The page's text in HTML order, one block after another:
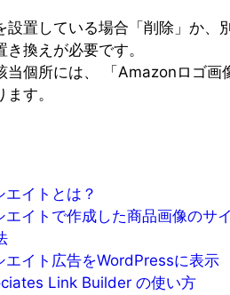
設置している場合「削除」か、
き換えが必要です。
当個所には、 「Amazonロゴ画
す。
イトとは？
イトで作成した商品画像のサ
イト広告をWordPressに表示
Link Builder の使い方